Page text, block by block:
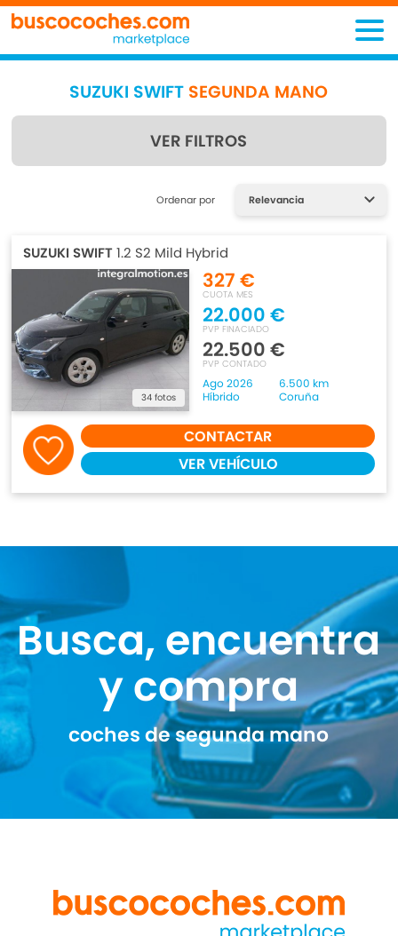
SUZUKI SWIFT SEGUNDA MANO
VER FILTROS
Encuentra lo que estás
Ordenar por
SUZUKI SWIFT1.2 S2 Mild Hybrid
34 fotos
327 €
CUOTA MES
22.000 €
PVP FINACIADO
22.500 €
PVP CONTADO
Ago 2026
6.500 km
Híbrido
Coruña
CONTACTAR
VER VEHÍCULO
Busca, encuentra
y compra
coches de segunda mano